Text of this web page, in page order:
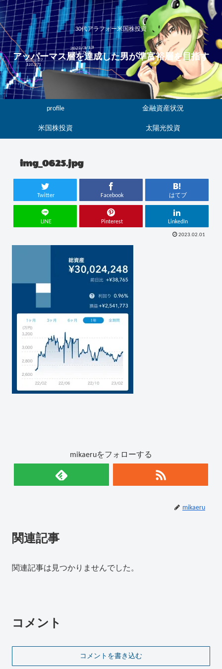
30代アラフォー米国株投資
アッパーマス層を達成した男が準富裕層を目指す
profile 金融資産状況
米国株投資 太陽光投資
img_0625.jpg
Twitter Facebook はてブ
LINE Pinterest LinkedIn
2023.02.01
mikaeruをフォローする
mikaeru
関連記事
関連記事は見つかりませんでした。
コメント
コメントを書き込む